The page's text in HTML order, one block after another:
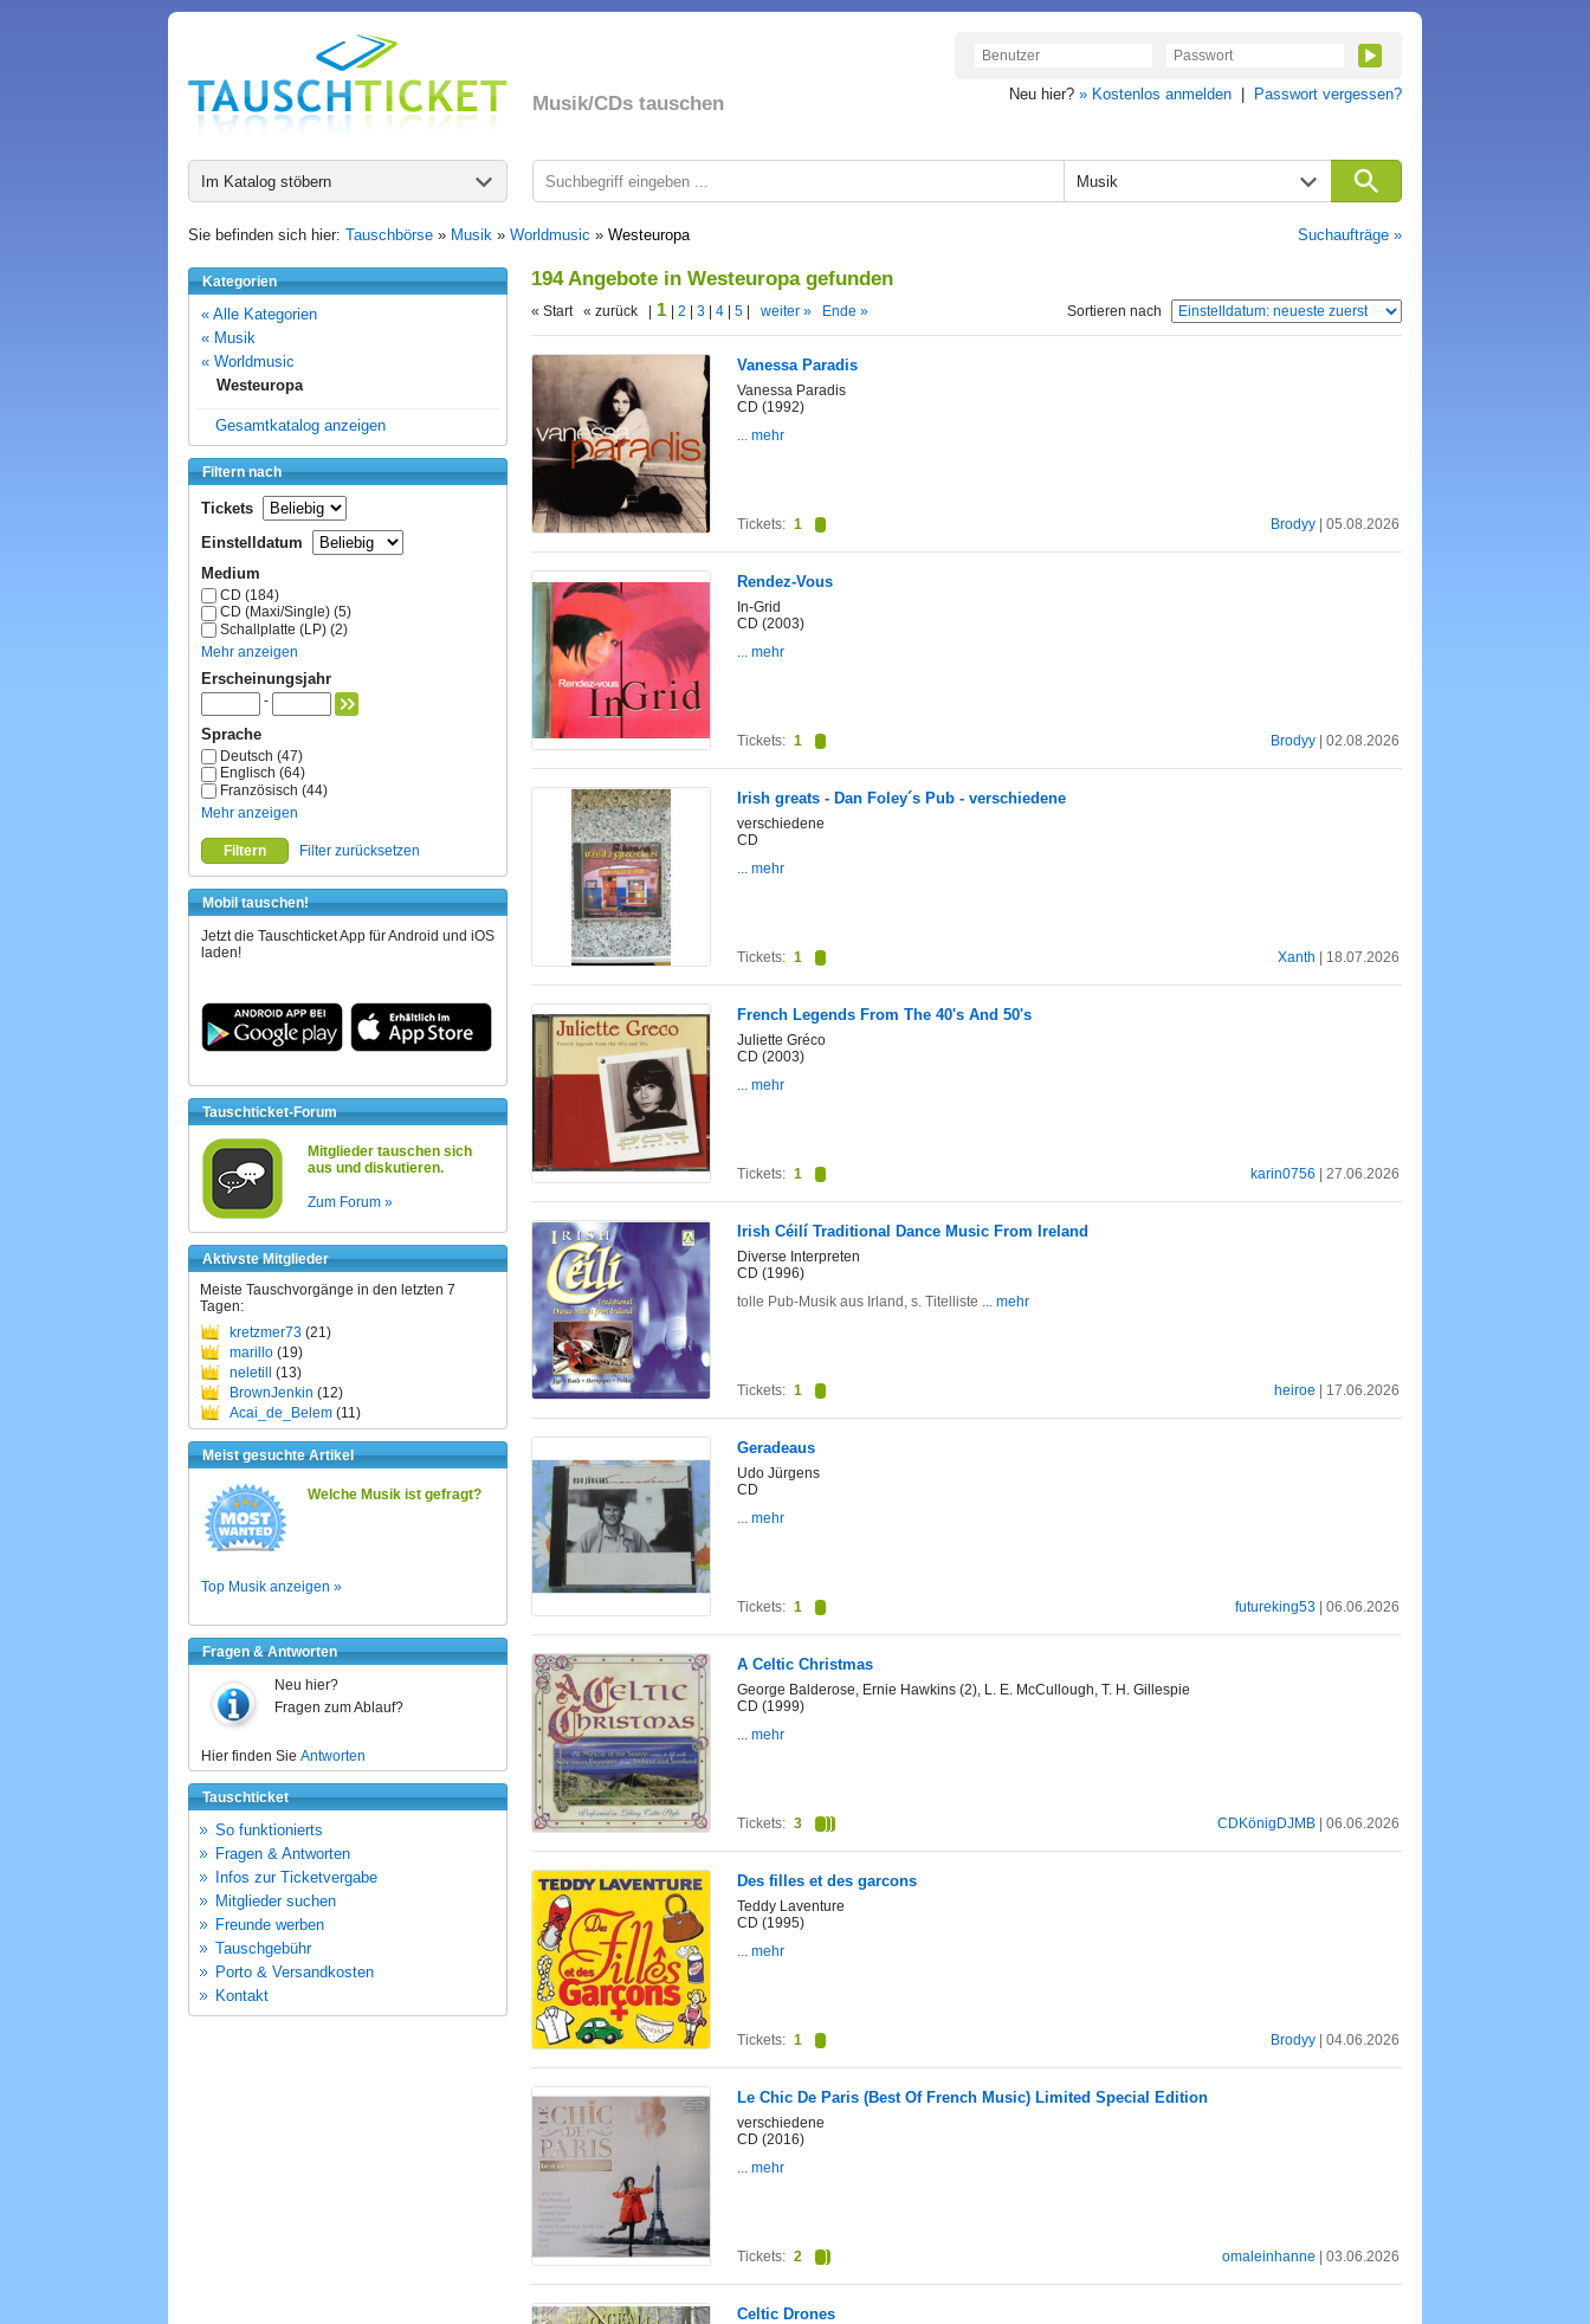
Musik/CDs tauschen Neu hier? » Kostenlos anmelden Passwort vergessen?
Im Katalog stöbern Musik
Sie befinden sich hier: Tauschbörse » Musik » Worldmusic » Westeuropa Suchaufträge »
Kategorien
« Alle Kategorien
« Musik
« Worldmusic
Westeuropa
Gesamtkatalog anzeigen
Filtern nach
Tickets
Einstelldatum
Medium
CD (184)
CD (Maxi/Single) (5)
Schallplatte (LP) (2)
Mehr anzeigen
Erscheinungsjahr
-
Sprache
Deutsch (47)
Englisch (64)
Französisch (44)
Mehr anzeigen
Filtern Filter zurücksetzen
Mobil tauschen!
Jetzt die Tauschticket App für Android und iOS
laden!
Tauschticket-Forum
Mitglieder tauschen sich
aus und diskutieren.
Zum Forum »
Aktivste Mitglieder
Meiste Tauschvorgänge in den letzten 7
Tagen:
kretzmer73 (21)
marillo (19)
neletill (13)
BrownJenkin (12)
Acai_de_Belem (11)
Meist gesuchte Artikel
Welche Musik ist gefragt?
Top Musik anzeigen »
Fragen & Antworten
Neu hier?
Fragen zum Ablauf?
Hier finden Sie Antworten
Tauschticket
So funktionierts
Fragen & Antworten
Infos zur Ticketvergabe
Mitglieder suchen
Freunde werben
Tauschgebühr
Porto & Versandkosten
Kontakt
194 Angebote in Westeuropa gefunden
« Start « zurück | 1 2 3 4 5 weiter » Ende » Sortieren nach
Vanessa Paradis
Vanessa Paradis
CD (1992)
... mehr
Brodyy | 05.08.2026
Tickets: 1
Rendez-Vous
In-Grid
CD (2003)
... mehr
Brodyy | 02.08.2026
Tickets: 1
Irish greats - Dan Foley´s Pub - verschiedene
verschiedene
CD
... mehr
Xanth | 18.07.2026
Tickets: 1
French Legends From The 40's And 50's
Juliette Gréco
CD (2003)
... mehr
karin0756 | 27.06.2026
Tickets: 1
Irish Céilí Traditional Dance Music From Ireland
Diverse Interpreten
CD (1996)
tolle Pub-Musik aus Irland, s. Titelliste ... mehr
heiroe | 17.06.2026
Tickets: 1
Geradeaus
Udo Jürgens
CD
... mehr
futureking53 | 06.06.2026
Tickets: 1
A Celtic Christmas
George Balderose, Ernie Hawkins (2), L. E. McCullough, T. H. Gillespie
CD (1999)
... mehr
CDKönigDJMB | 06.06.2026
Tickets: 3
Des filles et des garcons
Teddy Laventure
CD (1995)
... mehr
Brodyy | 04.06.2026
Tickets: 1
Le Chic De Paris (Best Of French Music) Limited Special Edition
verschiedene
CD (2016)
... mehr
omaleinhanne | 03.06.2026
Tickets: 2
Celtic Drones